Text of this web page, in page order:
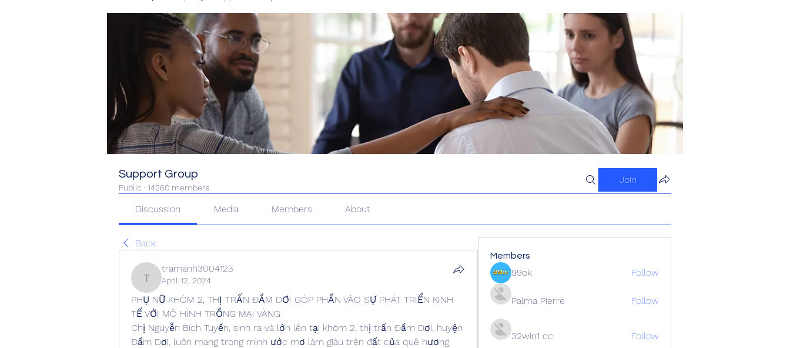
Support Group
Public · 14260 members
Join
Discussion Media Members About
Back
tramanh3004123
tramanh3004123
April 12, 2024
PHỤ NỮ KHÓM 2, THỊ TRẤN ĐẦM DƠI GÓP PHẦN VÀO SỰ PHÁT TRIỂN KINH
TẾ VỚI MÔ HÌNH TRỒNG MAI VÀNG
Chị Nguyễn Bích Tuyền, sinh ra và lớn lên tại khóm 2, thị trấn Đầm Dơi, huyện
Đầm Dơi, luôn mang trong mình ước mơ làm giàu trên đất của quê hương.
Members
99ok Follow
Palma Pierre Follow
32win1 cc Follow